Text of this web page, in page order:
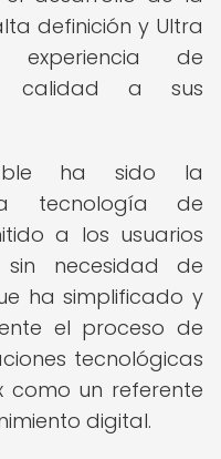
definición y Ultra
de
calidad a sus
ha sido la
tecnología de
a los usuarios
necesidad de
ha simplificado y
el proceso de
tecnológicas
como un referente
digital.